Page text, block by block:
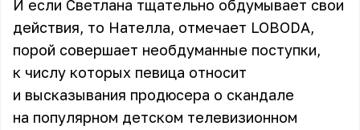
И если Светлана тщательно обдумывает свои
действия, то Нателла, отмечает LOBODA,
порой совершает необдуманные поступки,
к числу которых певица относит
и высказывания продюсера о скандале
на популярном детском телевизионном